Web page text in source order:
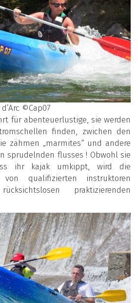
©Cap07
für abenteuerlustige, sie werden
finden, zwichen den
zähmen „marmites“ und andere
sprudelnden flusses ! Obwohl sie
ihr kajak umkippt, wird die
von qualifizierten instruktoren
praktizierenden